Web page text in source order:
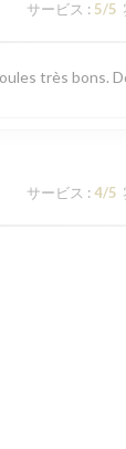
サービス : 5/5
très bons.
サービス : 4/5